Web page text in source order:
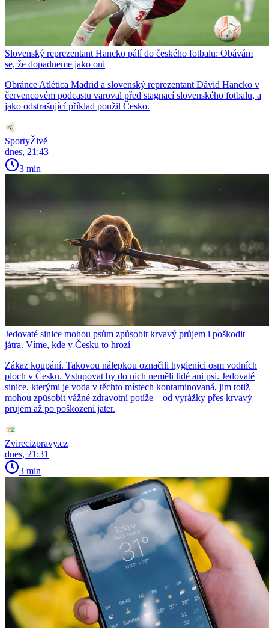
Slovenský reprezentant Hancko pálí do českého fotbalu: Obávám
se, že dopadneme jako oni
Obránce Atlética Madrid a slovenský reprezentant Dávid Hancko v
červencovém podcastu varoval před stagnací slovenského fotbalu, a
jako odstrašující příklad použil Česko.
SportyŽivě
dnes, 21:43
3 min
Jedovaté sinice mohou psům způsobit krvavý průjem i poškodit
játra. Víme, kde v Česku to hrozí
Zákaz koupání. Takovou nálepkou označili hygienici osm vodních
ploch v Česku. Vstupovat by do nich neměli lidé ani psi. Jedovaté
sinice, kterými je voda v těchto místech kontaminovaná, jim totiž
mohou způsobit vážné zdravotní potíže – od vyrážky přes krvavý
průjem až po poškození jater.
Zvirecizpravy.cz
dnes, 21:31
3 min